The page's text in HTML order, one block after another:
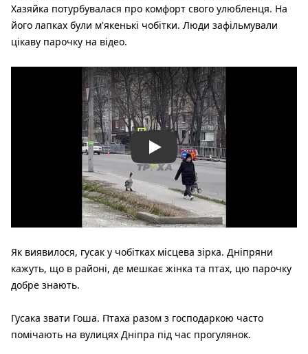
Хазяйка потурбувалася про комфорт свого улюбленця. На
його лапках були м'якенькі чобітки. Люди зафільмували
цікаву парочку на відео.
Play
Як виявилося, гусак у чобітках місцева зірка. Дніпряни
кажуть, що в районі, де мешкає жінка та птах, цю парочку
добре знають.
Гусака звати Гоша. Птаха разом з господаркою часто
помічають на вулицях Дніпра під час прогулянок.